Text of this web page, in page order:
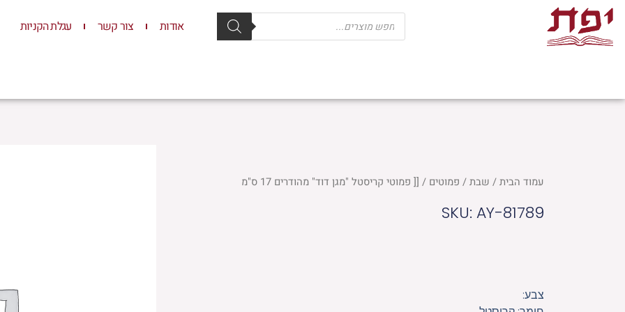
דילוג
לתוכן
Products
search אודות צור קשר עגלת הקניות
עמוד הבית/ שבת/ פמוטים / [[ פמוטי קריסטל "מגן דוד" מהודרים 17 ס"מ
SKU: AY-81789
צבע: